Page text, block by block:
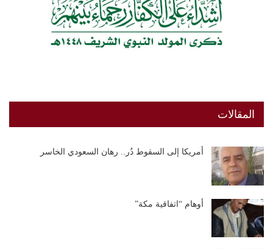
المقالات
أمريكا إلى السقوط دُر.. رهان السعودي الخاسر
أوهام “اتفاقية مكة”